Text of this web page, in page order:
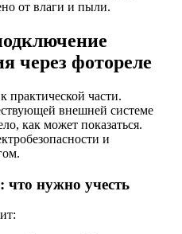
от влаги и пыли.
через фотореле
практической части.
внешней системе
как может показаться.
и
что нужно учесть